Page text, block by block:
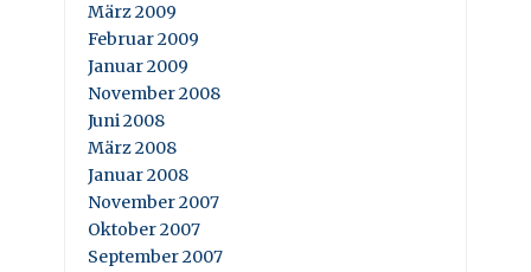
März 2009
Februar 2009
Januar 2009
November 2008
Juni 2008
März 2008
Januar 2008
November 2007
Oktober 2007
September 2007